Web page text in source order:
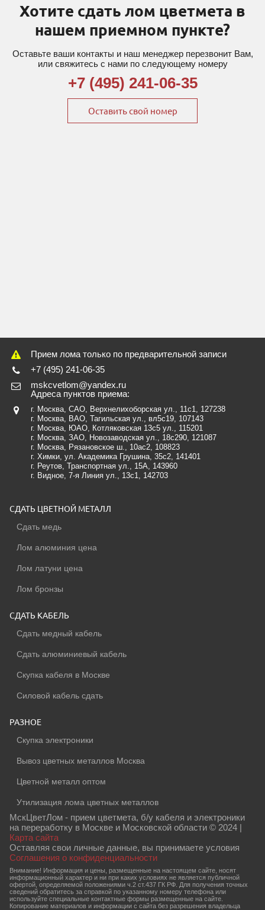
Хотите сдать лом цветмета в
нашем приемном пункте?
Оставьте ваши контакты и наш менеджер перезвонит Вам,
или свяжитесь с нами по следующему номеру
+7 (495) 241-06-35
Оставить свой номер
Прием лома только по предварительной записи
+7 (495) 241-06-35
mskcvetlom@yandex.ru
Адреса пунктов приема:
г. Москва, САО, Верхнелихоборская ул., 11с1, 127238
г. Москва, ВАО, Тагильская ул., вл5с19, 107143
г. Москва, ЮАО, Котляковская 13с5 ул., 115201
г. Москва, ЗАО, Новозаводская ул., 18c290, 121087
г. Москва, Рязановское ш., 10ас2, 108823
г. Химки, ул. Академика Грушина, 35с2, 141401
г. Реутов, Транспортная ул., 15А, 143960
г. Видное, 7-я Линия ул., 13с1, 142703
СДАТЬ ЦВЕТНОЙ МЕТАЛЛ
Сдать медь
Лом алюминия цена
Лом латуни цена
Лом бронзы
СДАТЬ КАБЕЛЬ
Сдать медный кабель
Сдать алюминиевый кабель
Скупка кабеля в Москве
Силовой кабель сдать
РАЗНОЕ
Скупка электроники
Вывоз цветных металлов Москва
Цветной металл оптом
Утилизация лома цветных металлов
МскЦветЛом - прием цветмета, б/у кабеля и электроники
на переработку в Москве и Московской области © 2024 |
Карта сайта
Оставляя свои личные данные, вы принимаете условия
Соглашения о конфиденциальности
Внимание! Информация и цены, размещенные на настоящем сайте, носят
информационный характер и ни при каких условиях не является публичной
офертой, определяемой положениями ч.2 ст.437 ГК РФ. Для получения точных
сведений обратитесь за справкой по указанному номеру телефона или
используйте специальные контактные формы размещенные на сайте.
Копирование материалов и информации с сайта без разрешения владельца